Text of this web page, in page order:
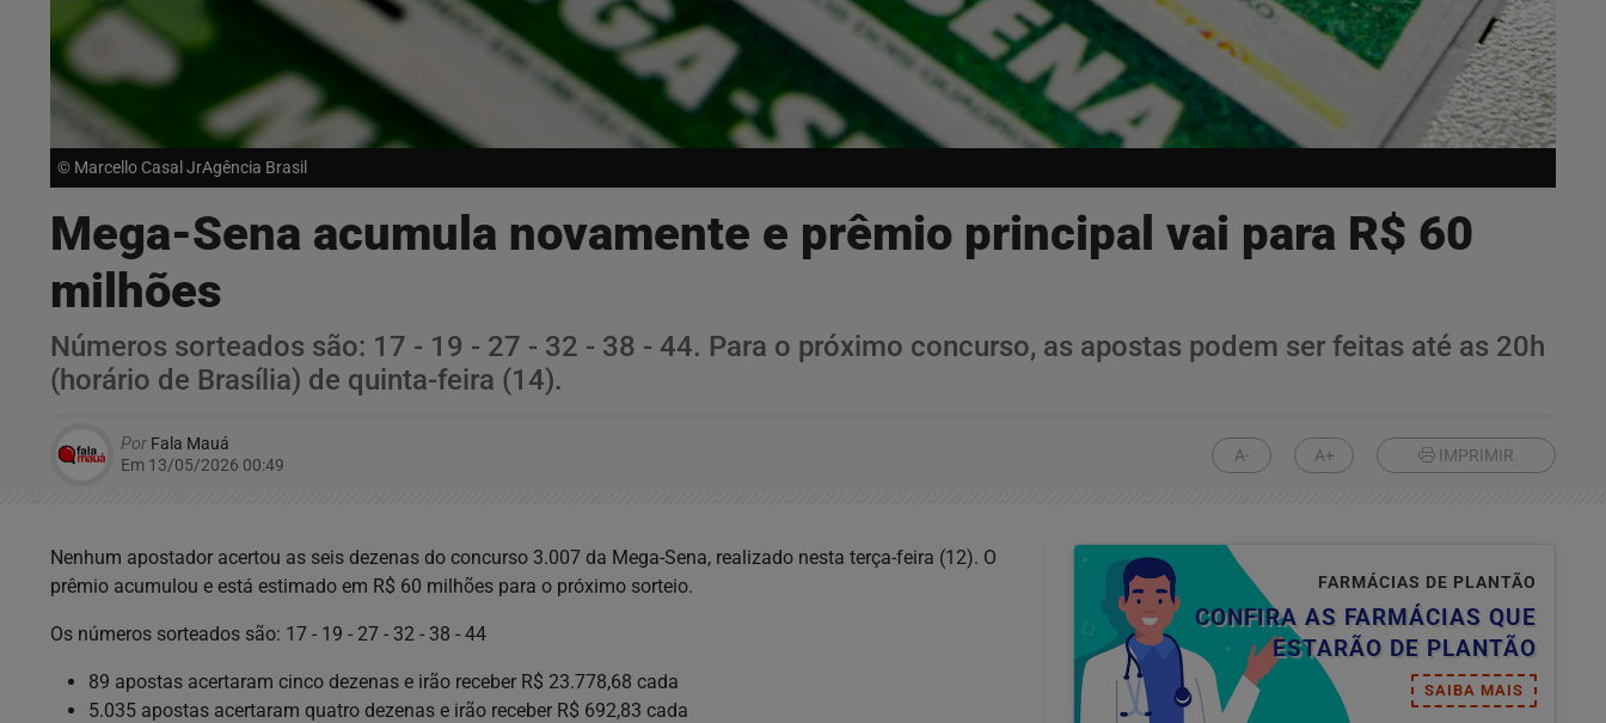
© Marcello Casal JrAgência Brasil
Mega-Sena acumula novamente e prêmio principal vai para R$ 60
milhões
Números sorteados são: 17 - 19 - 27 - 32 - 38 - 44. Para o próximo concurso, as apostas podem ser feitas até as 20h
(horário de Brasília) de quinta-feira (14).
Por Fala Mauá
Em 13/05/2026 00:49
A- A+ IMPRIMIR
Nenhum apostador acertou as seis dezenas do concurso 3.007 da Mega-Sena, realizado nesta terça-feira (12). O
prêmio acumulou e está estimado em R$ 60 milhões para o próximo sorteio.
Os números sorteados são: 17 - 19 - 27 - 32 - 38 - 44
89 apostas acertaram cinco dezenas e irão receber R$ 23.778,68 cada
5.035 apostas acertaram quatro dezenas e irão receber R$ 692,83 cada
FARMÁCIAS DE PLANTÃO
CONFIRA AS FARMÁCIAS QUE
ESTARÃO DE PLANTÃO
SAIBA MAIS